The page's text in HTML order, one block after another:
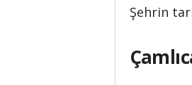
Şehrin